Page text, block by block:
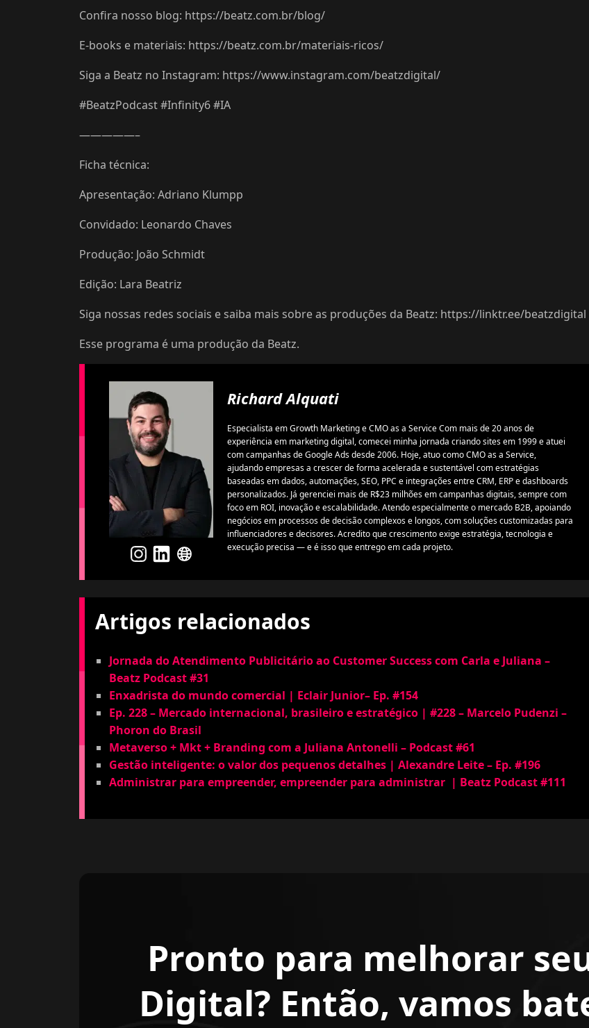
Confira nosso blog: https://beatz.com.br/blog/
E-books e materiais: https://beatz.com.br/materiais-ricos/
Siga a Beatz no Instagram: https://www.instagram.com/beatzdigital/
#BeatzPodcast #Infinity6 #IA
—————–
Ficha técnica:
Apresentação: Adriano Klumpp
Convidado: Leonardo Chaves
Produção: João Schmidt
Edição: Lara Beatriz
Siga nossas redes sociais e saiba mais sobre as produções da Beatz: https://linktr.ee/beatzdigital
Esse programa é uma produção da Beatz.
Richard Alquati
Especialista em Growth Marketing e CMO as a Service Com mais de 20 anos de
experiência em marketing digital, comecei minha jornada criando sites em 1999 e atuei
com campanhas de Google Ads desde 2006. Hoje, atuo como CMO as a Service,
ajudando empresas a crescer de forma acelerada e sustentável com estratégias
baseadas em dados, automações, SEO, PPC e integrações entre CRM, ERP e dashboards
personalizados. Já gerenciei mais de R$23 milhões em campanhas digitais, sempre com
foco em ROI, inovação e escalabilidade. Atendo especialmente o mercado B2B, apoiando
negócios em processos de decisão complexos e longos, com soluções customizadas para
influenciadores e decisores. Acredito que crescimento exige estratégia, tecnologia e
execução precisa — e é isso que entrego em cada projeto.
Artigos relacionados
Jornada do Atendimento Publicitário ao Customer Success com Carla e Juliana –
Beatz Podcast #31
Enxadrista do mundo comercial | Eclair Junior– Ep. #154
Ep. 228 – Mercado internacional, brasileiro e estratégico | #228 – Marcelo Pudenzi –
Phoron do Brasil
Metaverso + Mkt + Branding com a Juliana Antonelli – Podcast #61
Gestão inteligente: o valor dos pequenos detalhes | Alexandre Leite – Ep. #196
Administrar para empreender, empreender para administrar | Beatz Podcast #111
Pronto para melhorar
Digital? Então, vamos